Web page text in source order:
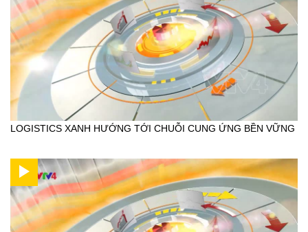
LOGISTICS XANH HƯỚNG TỚI CHUỖI CUNG ỨNG BỀN VỮNG